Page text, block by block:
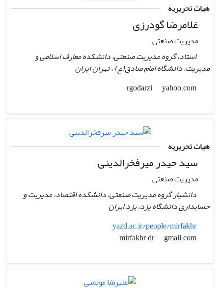
هیات تحریریه
غلامرضا گودرزی
مدیریت صنعتی
استاد، گروه مدیریت صنعتی، دانشکده معارف اسلامی و
مدیریت، دانشگاه امام صادق(ع) ، تهران ایران
yahoo.com
هیات تحریریه
سید حیدر میرفخرالدینی
مدیریت صنعتی
دانشیار گروه مدیریت صنعتی، دانشکده اقتصاد، مدیریت و
حسابداری دانشگاه یزد، یزد ایران
yazd.ac.ir/people/mirfakhr
gmail.com